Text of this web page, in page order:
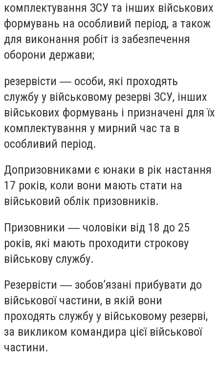
комплектування ЗСУ та інших військових
формувань на особливий період, а також
для виконання робіт із забезпечення
оборони держави;
резервісти ― особи, які проходять
службу у військовому резерві ЗСУ, інших
військових формувань і призначені для їх
комплектування у мирний час та в
особливий період.
Допризовниками є юнаки в рік настання
17 років, коли вони мають стати на
військовий облік призовників.
Призовники ― чоловіки від 18 до 25
років, які мають проходити строкову
військову службу.
Резервісти ― зобов’язані прибувати до
військової частини, в якій вони
проходять службу у військовому резерві,
за викликом командира цієї військової
частини.